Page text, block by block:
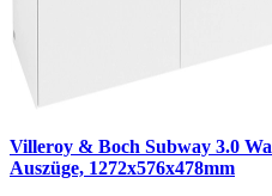
Villeroy & Boch Subway 3.0
Auszüge, 1272x576x478mm